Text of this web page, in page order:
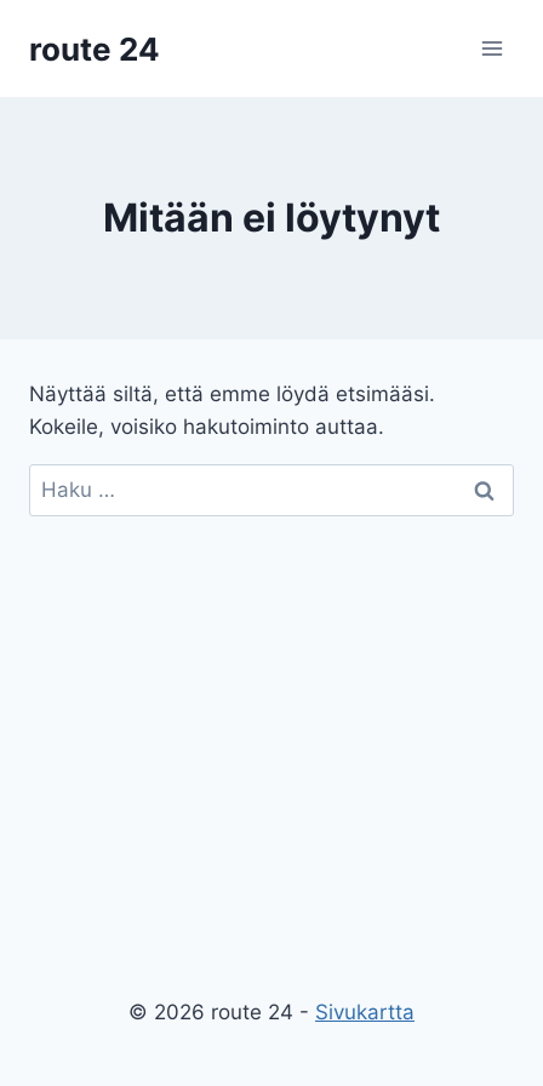
sisältöön
route 24
Mitään ei löytynyt
Näyttää siltä, että emme löydä etsimääsi.
Kokeile, voisiko hakutoiminto auttaa.
Haku:
© 2026 route 24 - Sivukartta